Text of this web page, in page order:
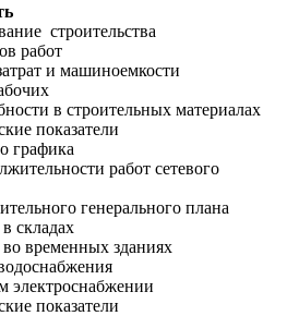
строительства
работ
и машиноемкости
в строительных материалах
показатели
графика
работ сетевого
генерального плана
складах
во временных зданиях
электроснабжении
показатели